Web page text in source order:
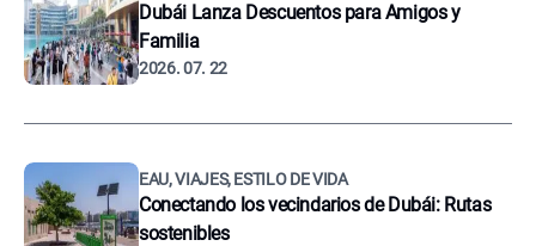
Dubái Lanza Descuentos para Amigos y
Familia
2026. 07. 22
EAU, VIAJES, ESTILO DE VIDA
Conectando los vecindarios de Dubái: Rutas
sostenibles